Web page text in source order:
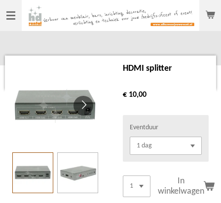
Ga
direct
hoofdinhoud
HDMI splitter
€ 10,00
Eventduur
In
winkelwagen